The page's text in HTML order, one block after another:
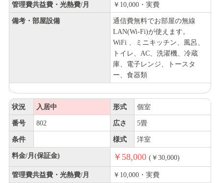
管理費共益費・光熱費/月 ￥10,000・実費
備考・部屋設備
通信費無料でお部屋の無線
LAN(Wi-Fi)が使えます。
WiFi 、ミニキッチン、風呂、
トイレ、AC、洗濯機、冷蔵
庫、電子レンジ、トースタ
ー、食器類
状況 入居中 形式 個室
番号 802 広さ 5畳
条件 様式 洋室
料金/月(保証金) ￥58,000 (￥30,000)
管理費共益費・光熱費/月 ￥10,000・実費